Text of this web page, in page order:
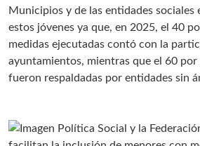
Municipios y de las entidades sociales
estos jóvenes ya que, en 2025, el 40
medidas ejecutadas contó con la
ayuntamientos, mientras que el 60
fueron respaldadas por entidades sin